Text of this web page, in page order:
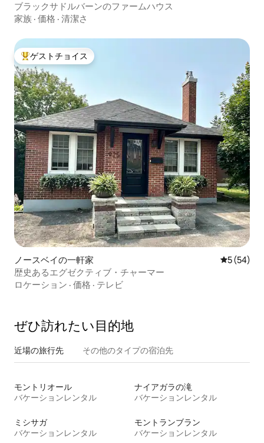
ブラックサドルバーンのファームハウス
家族 · 価格 · 清潔さ
大好評のゲストチョイスです。
ゲストチョイス
ノースベイの一軒家 レビュー
5 (54)
歴史あるエグゼクティブ・チャーマー
ロケーション · 価格 · テレビ
ぜひ訪⁠れ⁠た⁠い目⁠的⁠地
近場の旅行先 その他のタ⁠イ⁠プ⁠の宿⁠泊⁠先
モントリオール
バケーションレンタル
ナイアガラの滝
バケーションレンタル
ミシサガ
バケーションレンタル
モントランブラン
バケーションレンタル